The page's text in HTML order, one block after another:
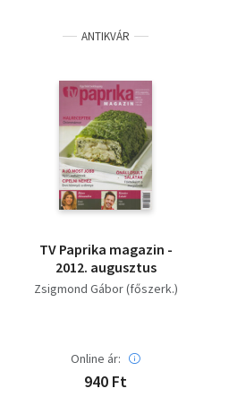
ANTIKVÁR
TV Paprika magazin -
2012. augusztus
Zsigmond Gábor (főszerk.)
Online ár:
940 Ft